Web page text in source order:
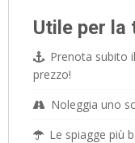
Utile per la
Prenota subito
prezzo!
Noleggia uno
Le spiagge più